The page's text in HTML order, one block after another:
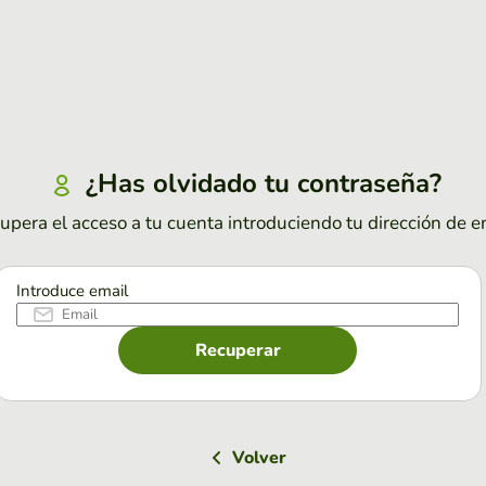
¿Has olvidado tu contraseña?
el acceso a tu cuenta introduciendo tu dirección de
Introduce email
Recuperar
Volver